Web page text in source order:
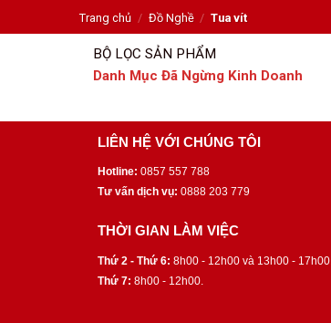
Trang chủ / Đồ Nghề / Tua vít
BỘ LỌC SẢN PHẨM
Danh Mục Đã Ngừng Kinh Doanh
LIÊN HỆ VỚI CHÚNG TÔI
Hotline: 0857 557 788
Tư vấn dịch vụ: 0888 203 779
THỜI GIAN LÀM VIỆC
Thứ 2 - Thứ 6: 8h00 - 12h00 và 13h00 - 17h00.
Thứ 7: 8h00 - 12h00.